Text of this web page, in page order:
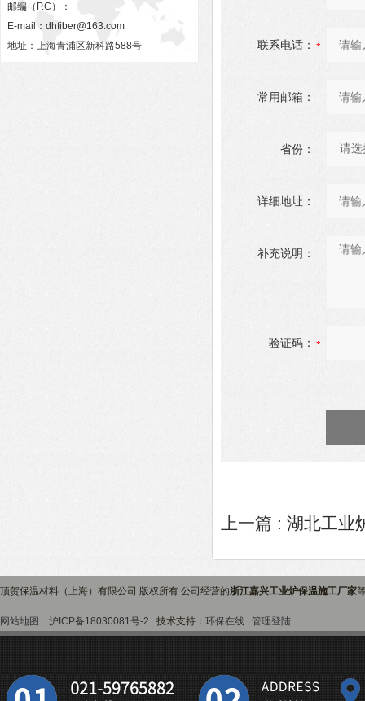
邮编（P.C）：
E-mail： dhfiber@163.com
地址：上海青浦区新科路588号
联系电话：
常用邮箱：
省份：
详细地址：
补充说明：
验证码：
上一篇 : 湖北工业
顶贺保温材料（上海）有限公司 版权所有 公司经营的浙江嘉兴工业炉保温施工厂家
网站地图 沪ICP备18030081号-2 技术支持： 环保在线 管理登陆